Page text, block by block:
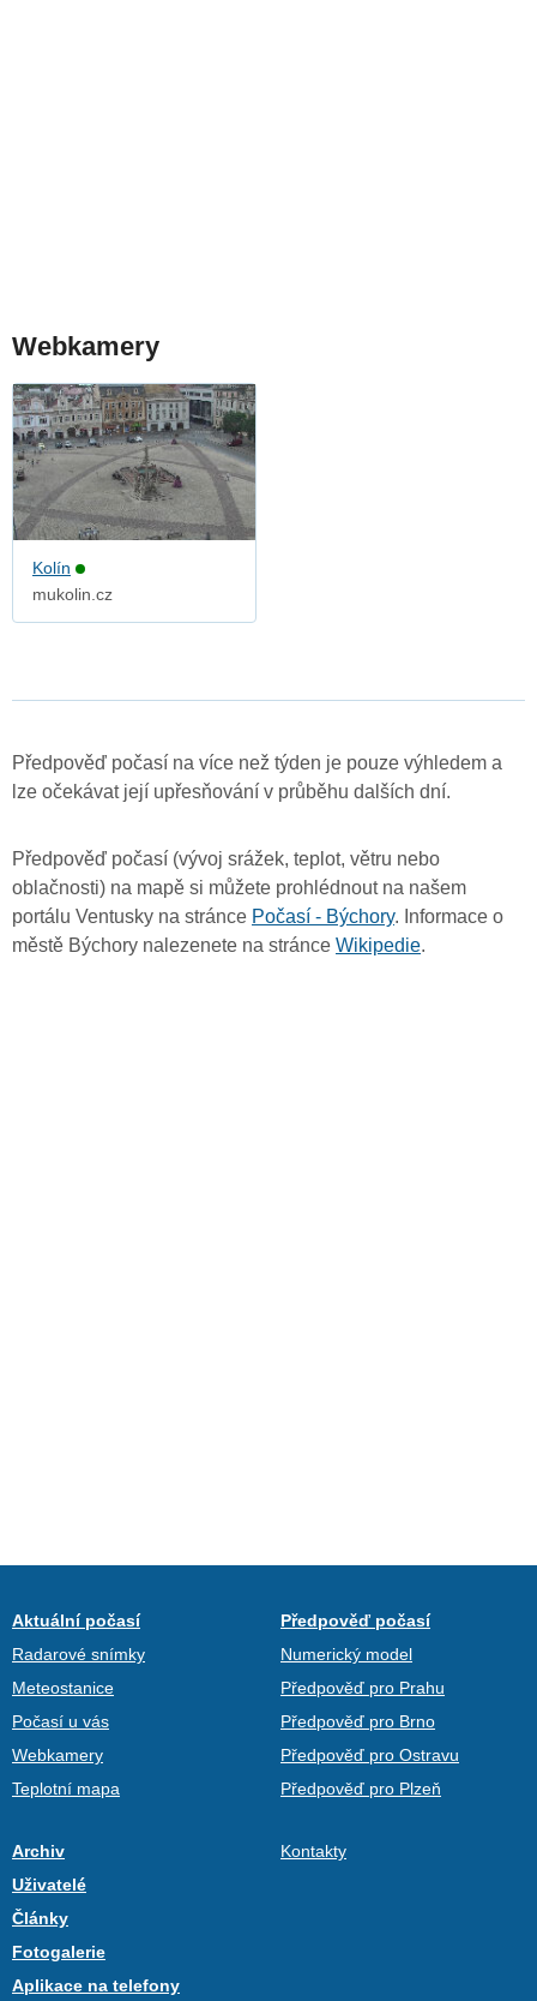
Webkamery
Kolín
mukolin.cz
Předpověď počasí na více než týden je pouze výhledem a
lze očekávat její upřesňování v průběhu dalších dní.
Předpověď počasí (vývoj srážek, teplot, větru nebo
oblačnosti) na mapě si můžete prohlédnout na našem
portálu Ventusky na stránce Počasí - Býchory. Informace o
městě Býchory nalezenete na stránce Wikipedie.
Aktuální počasí
Radarové snímky
Meteostanice
Počasí u vás
Webkamery
Teplotní mapa
Předpověď počasí
Numerický model
Předpověď pro Prahu
Předpověď pro Brno
Předpověď pro Ostravu
Předpověď pro Plzeň
Archiv
Uživatelé
Články
Fotogalerie
Aplikace na telefony
Kontakty